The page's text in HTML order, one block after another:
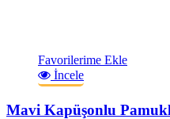
Favorilerime Ekle
İncele
Mavi Kapüşonlu